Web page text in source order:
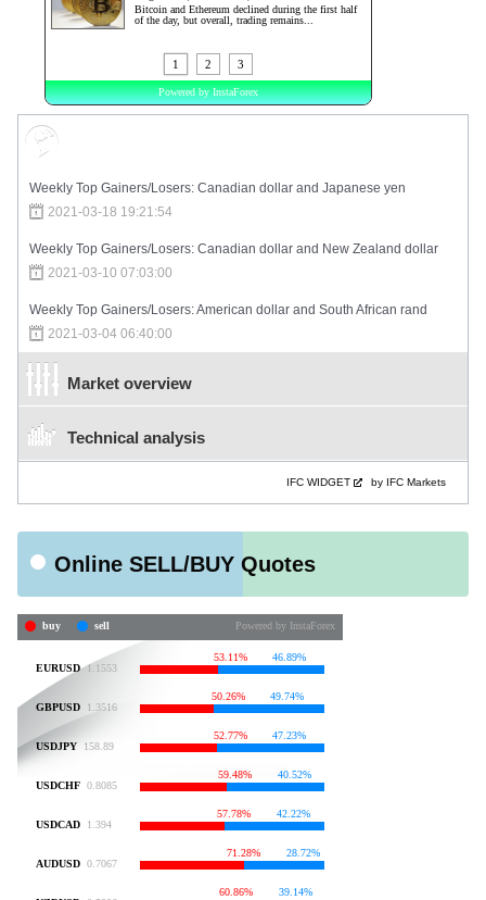
Weekly Top Gainers/Losers: Canadian dollar and Japanese yen
2021-03-18 19:21:54
Weekly Top Gainers/Losers: Canadian dollar and New Zealand dollar
2021-03-10 07:03:00
Weekly Top Gainers/Losers: American dollar and South African rand
2021-03-04 06:40:00
Market overview
Technical analysis
IFC WIDGET by IFC Markets
Online SELL/BUY Quotes